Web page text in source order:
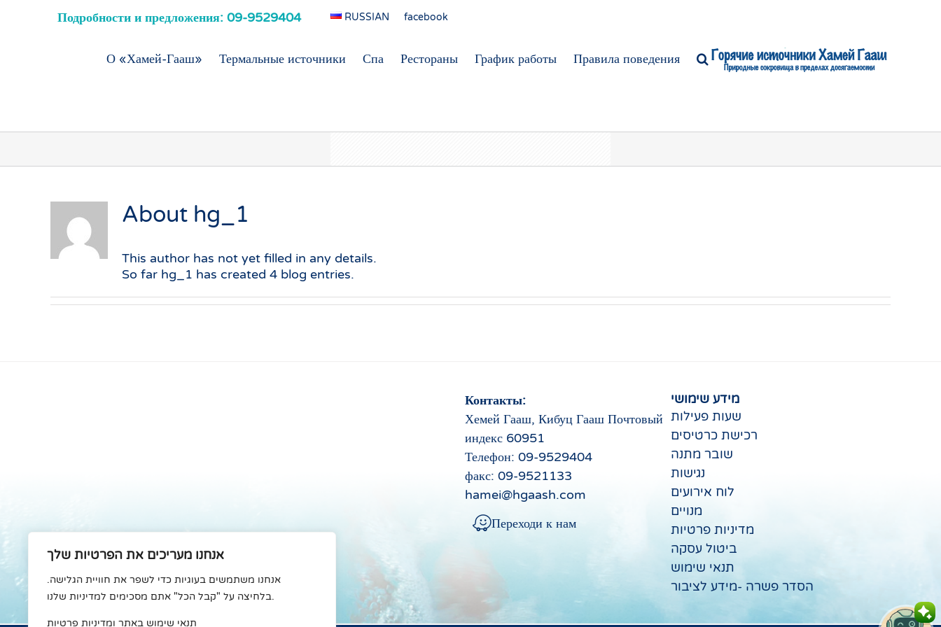
אנחנו מעריכים את הפרטיות שלך
אנחנו משתמשים בעוגיות כדי לשפר את חוויית הגלישה.
בלחיצה על "קבל הכל" אתם מסכימים למדיניות שלנו.
תנאי שימוש באתר ומדיניות פרטיות
Подробности и предложения: 09-9529404 RUSSIAN facebook
О «Хамей-Гааш» Термальные источники Спа Рестораны График работы Правила поведения
About hg_1
This author has not yet filled in any details.
So far hg_1 has created 4 blog entries.
Контакты:
Хемей Гааш, Кибуц Гааш Почтовый
индекс 60951
Телефон: 09-9529404
факс: 09-9521133
hamei@hgaash.com
Переходи к нам
מידע שימושי
שעות פעילות
רכישת כרטיסים
שובר מתנה
נגישות
לוח אירועים
מנויים
מדיניות פרטיות
ביטול עסקה
תנאי שימוש
הסדר פשרה -מידע לציבור